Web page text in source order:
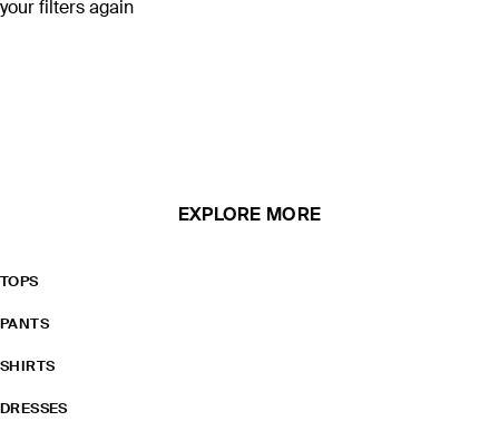
your filters again
EXPLORE MORE
TOPS
PANTS
SHIRTS
DRESSES